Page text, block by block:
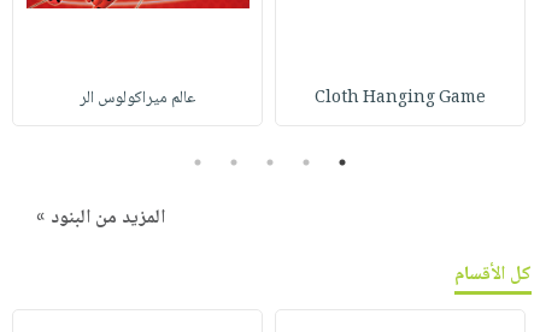
Cloth Hanging Game عالم ميراكولوس الر
1
2
3
4
5
المزيد من البنود »
كل الأقسام